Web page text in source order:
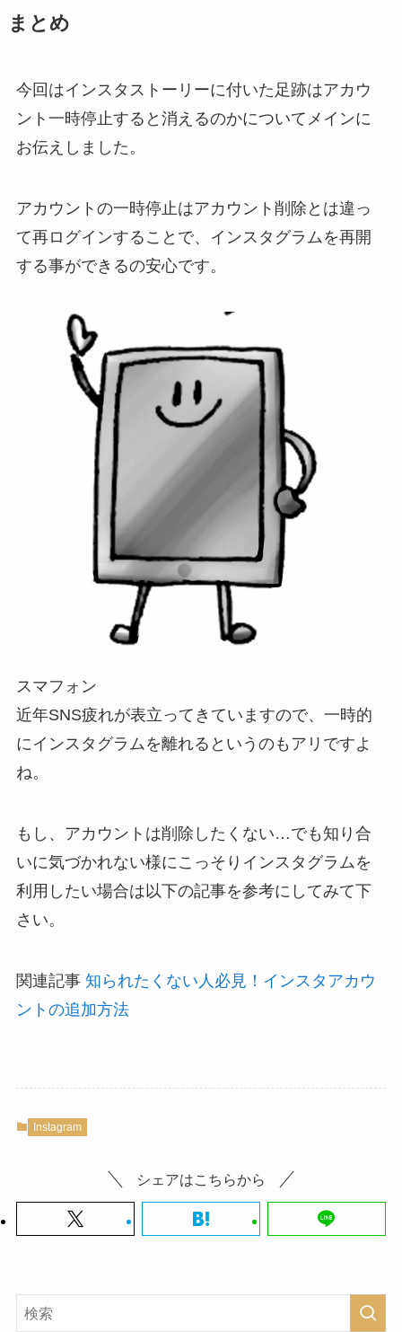
まとめ
今回はインスタストーリーに付いた足跡はアカウ
ント一時停止すると消えるのかについてメインに
お伝えしました。
アカウントの一時停止はアカウント削除とは違っ
て再ログインすることで、インスタグラムを再開
する事ができるの安心です。
スマフォン
近年SNS疲れが表立ってきていますので、一時的
にインスタグラムを離れるというのもアリですよ
ね。
もし、アカウントは削除したくない…でも知り合
いに気づかれない様にこっそりインスタグラムを
利用したい場合は以下の記事を参考にしてみて下
さい。
関連記事 知られたくない人必見！インスタアカウ
ントの追加方法
Instagram
シェアはこちらから